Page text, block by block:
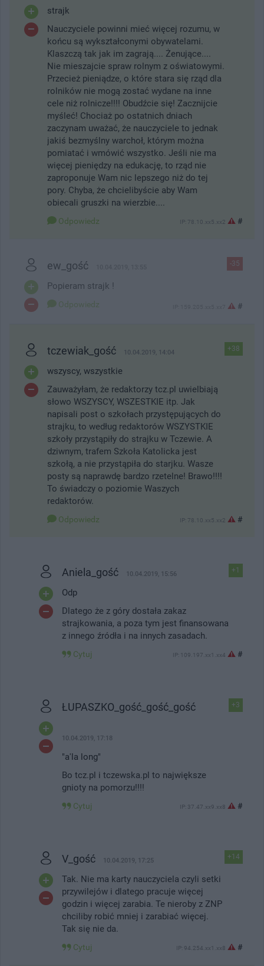
strajk
Nauczyciele powinni mieć więcej rozumu, w
końcu są wykształconymi obywatelami.
Klaszczą tak jak im zagrają.... Żenujące....
Nie mieszajcie spraw rolnym z oświatowymi.
Przecież pieniądze, o które stara się rząd dla
rolników nie mogą zostać wydane na inne
cele niż rolnicze!!!! Obudźcie się! Zacznijcie
myśleć! Chociaż po ostatnich dniach
zaczynam uważać, że nauczyciele to jednak
jakiś bezmyślny warchoł, którym można
pomiatać i wmówić wszystko. Jeśli nie ma
więcej pieniędzy na edukację, to rząd nie
zaproponuje Wam nic lepszego niż do tej
pory. Chyba, że chcielibyście aby Wam
obiecali gruszki na wierzbie....
Odpowiedz IP: 78.10.xx5.xx2 #
-35
ew_gość
Popieram strajk !
Odpowiedz #
+38
tczewiak_gość 10.04.2019, 14:04
wszyscy, wszystkie
Zauważyłam, że redaktorzy tcz.pl uwielbiają
słowo WSZYSCY, WSZESTKIE itp. Jak
napisali post o szkołach przystępujących do
strajku, to według redaktorów WSZYSTKIE
szkoły przystąpiły do strajku w Tczewie. A
dziwnym, trafem Szkoła Katolicka jest
szkołą, a nie przystąpiła do starjku. Wasze
posty są naprawdę bardzo rzetelne! Brawo!!!!
To świadczy o poziomie Waszych
redaktorów.
Odpowiedz IP: 78.10.xx5.xx2 #
+1
Aniela_gość 10.04.2019, 15:56
Odp
Dlatego że z góry dostała zakaz
strajkowania, a poza tym jest finansowana
z innego źródła i na innych zasadach.
Cytuj IP: 109.197.xx1.xx4 #
+3
ŁUPASZKO_gość_gość_gość
10.04.2019, 17:18
"a'la long"
Bo tcz.pl i tczewska.pl to największe
gnioty na pomorzu!!!!
Cytuj IP: 37.47.xx9.xx8 #
+14
V_gość 10.04.2019, 17:25
Tak. Nie ma karty nauczyciela czyli setki
przywilejów i dlatego pracuje więcej
godzin i więcej zarabia. Te nieroby z ZNP
chciliby robić mniej i zarabiać więcej.
Tak się nie da.
Cytuj IP: 94.254.xx1.xx8 #